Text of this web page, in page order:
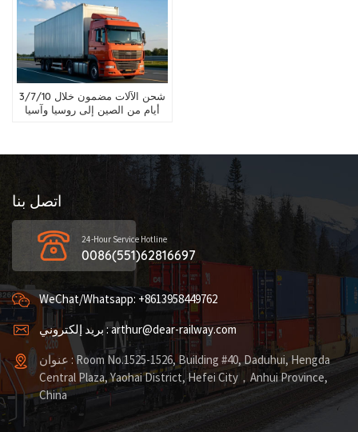
شحن الآلات مضمون خلال 3/7/10
أيام من الصين إلى روسيا وآسيا
اتصل بنا
24-Hour Service Hotline
0086(551)62816697
WeChat/Whatsapp: +8613958449762
بريد إلكتروني : arthur@dear-railway.com
عنوان : Room No.1525-1526, Building #40, Daduhui, Hengda
Central Plaza, Yaohai District, Hefei City，Anhui Province,
China